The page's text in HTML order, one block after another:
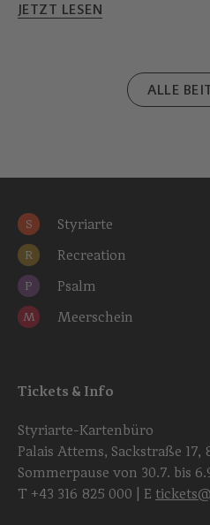
JETZT LESEN
ALLE
S Styriarte
R Recreation
P Psalm
M Meerschein
Tickets & Info
Styriarte-Kartenbüro
Palais Attems, Sackstraße 17,
Sommerpause von 30.7. bis
T +43 316 825 000 | E